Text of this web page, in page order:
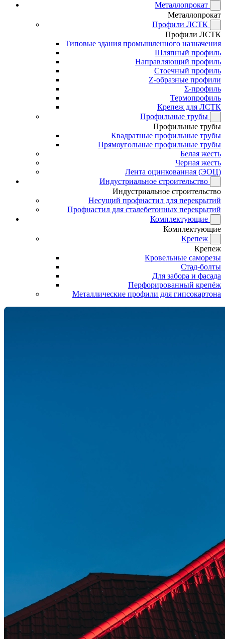
Металлопрокат
Металлопрокат
Профили ЛСТК
Профили ЛСТК
Типовые здания промышленного назначения
Шляпный профиль
Направляющий профиль
Стоечный профиль
Z-образные профили
Σ-профиль
Термопрофиль
Крепеж для ЛСТК
Профильные трубы
Профильные трубы
Квадратные профильные трубы
Прямоугольные профильные трубы
Белая жесть
Черная жесть
Лента оцинкованная (ЭОЦ)
Индустриальное строительство
Индустриальное строительство
Несущий профнастил для перекрытий
Профнастил для сталебетонных перекрытий
Комплектующие
Комплектующие
Крепеж
Крепеж
Кровельные саморезы
Стад-болты
Для забора и фасада
Перфорированный крепёж
Металлические профили для гипсокартона